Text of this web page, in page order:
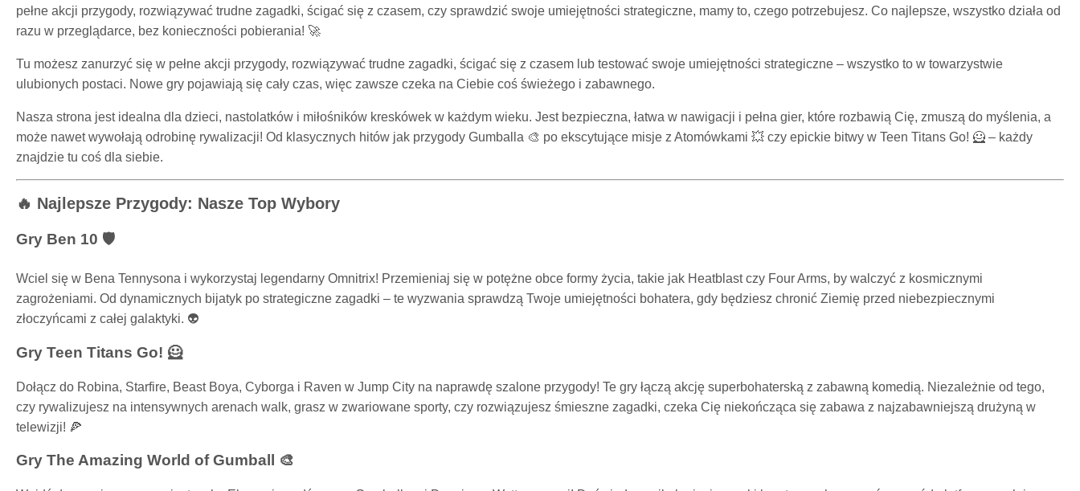
pełne akcji przygody, rozwiązywać trudne zagadki, ścigać się z czasem, czy sprawdzić swoje umiejętności strategiczne, mamy to, czego potrzebujesz. Co najlepsze, wszystko działa od
razu w przeglądarce, bez konieczności pobierania! 🚀
Tu możesz zanurzyć się w pełne akcji przygody, rozwiązywać trudne zagadki, ścigać się z czasem lub testować swoje umiejętności strategiczne – wszystko to w towarzystwie
ulubionych postaci. Nowe gry pojawiają się cały czas, więc zawsze czeka na Ciebie coś świeżego i zabawnego.
Nasza strona jest idealna dla dzieci, nastolatków i miłośników kreskówek w każdym wieku. Jest bezpieczna, łatwa w nawigacji i pełna gier, które rozbawią Cię, zmuszą do myślenia, a
może nawet wywołają odrobinę rywalizacji! Od klasycznych hitów jak przygody Gumballa 🎨 po ekscytujące misje z Atomówkami 💥 czy epickie bitwy w Teen Titans Go! 🦸 – każdy
znajdzie tu coś dla siebie.
🔥 Najlepsze Przygody: Nasze Top Wybory
Gry Ben 10 🛡️
Wciel się w Bena Tennysona i wykorzystaj legendarny Omnitrix! Przemieniaj się w potężne obce formy życia, takie jak Heatblast czy Four Arms, by walczyć z kosmicznymi
zagrożeniami. Od dynamicznych bijatyk po strategiczne zagadki – te wyzwania sprawdzą Twoje umiejętności bohatera, gdy będziesz chronić Ziemię przed niebezpiecznymi
złoczyńcami z całej galaktyki. 👽
Gry Teen Titans Go! 🦸
Dołącz do Robina, Starfire, Beast Boya, Cyborga i Raven w Jump City na naprawdę szalone przygody! Te gry łączą akcję superbohaterską z zabawną komedią. Niezależnie od tego,
czy rywalizujesz na intensywnych arenach walk, grasz w zwariowane sporty, czy rozwiązujesz śmieszne zagadki, czeka Cię niekończąca się zabawa z najzabawniejszą drużyną w
telewizji! 🍕
Gry The Amazing World of Gumball 🎨